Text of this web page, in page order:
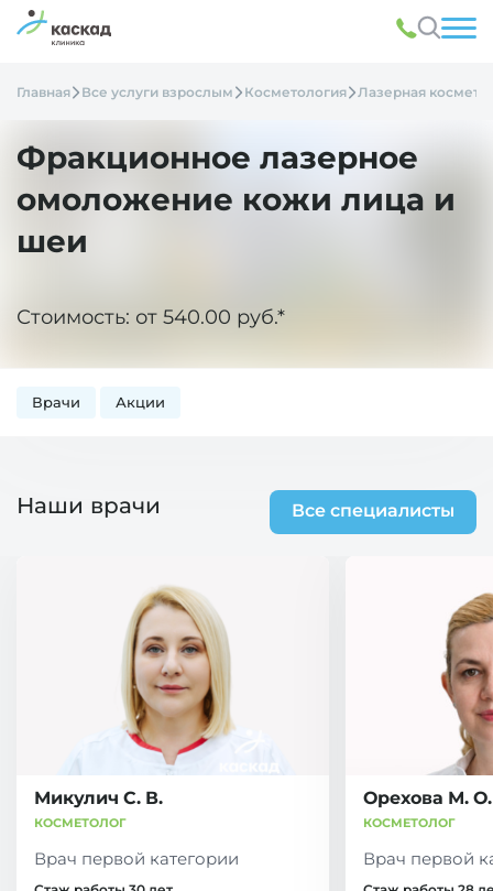
Главная Все услуги взрослым Косметология Лазерная
Фракционное лазерное
омоложение кожи лица и
шеи
Стоимость: от 540.00 руб.*
Врачи Акции
Наши врачи Все специалисты
Микулич С. В.
КОСМЕТОЛОГ
Врач первой категории
Орехова М. О.
КОСМЕТОЛОГ
Врач первой